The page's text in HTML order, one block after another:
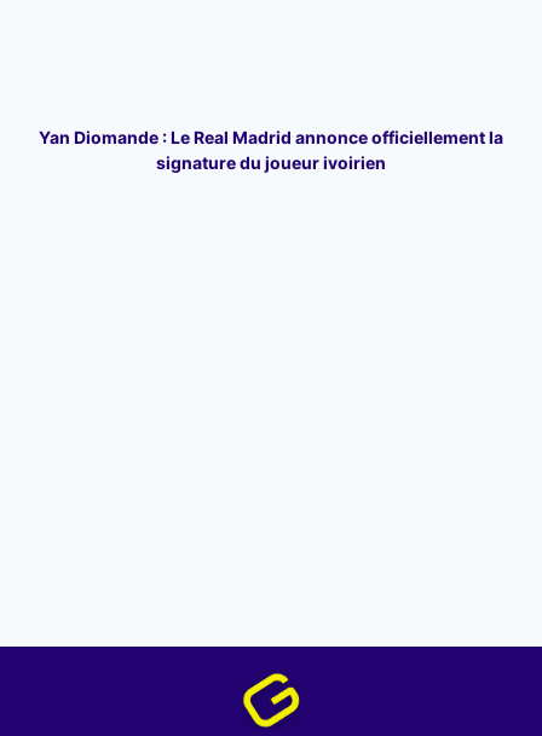
Yan Diomande : Le Real Madrid annonce officiellement la
signature du joueur ivoirien